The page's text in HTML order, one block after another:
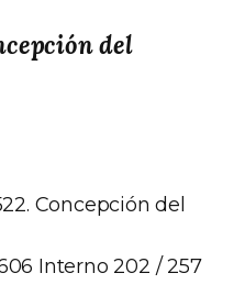
del
Concepción del
Interno 202 / 257